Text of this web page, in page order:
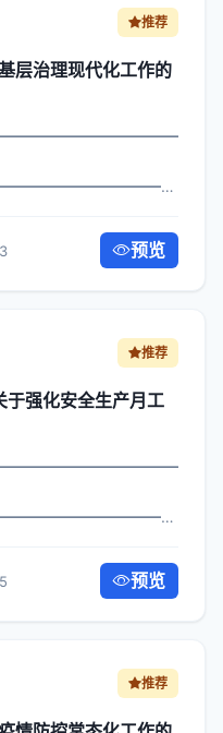
推荐
层治理现代化工作的
习近平总...
预览
推荐
强化安全生产月工
记关...
预览
推荐